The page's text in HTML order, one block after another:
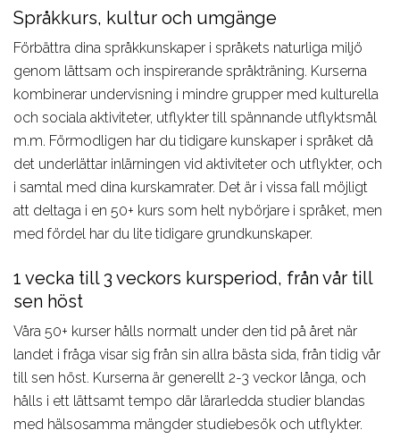
IT,
Computer,
Engineering,
Aviation
Kontakta våra
studievägledare om du
behöver hjälp att välja
Språkkurs, kultur och umgänge
Förbättra dina språkkunskaper i språkets naturliga miljö
genom lättsam och inspirerande språkträning. Kurserna
kombinerar undervisning i mindre grupper med kulturella
och sociala aktiviteter, utflykter till spännande utflyktsmål
m.m. Förmodligen har du tidigare kunskaper i språket då
det underlättar inlärningen vid aktiviteter och utflykter, och
i samtal med dina kurskamrater. Det är i vissa fall möjligt
att deltaga i en 50+ kurs som helt nybörjare i språket, men
med fördel har du lite tidigare grundkunskaper.
1 vecka till 3 veckors kursperiod, från vår till
sen höst
Våra 50+ kurser hålls normalt under den tid på året när
landet i fråga visar sig från sin allra bästa sida, från tidig vår
till sen höst. Kurserna är generellt 2-3 veckor långa, och
hålls i ett lättsamt tempo där lärarledda studier blandas
med hälsosamma mängder studiebesök och utflykter.